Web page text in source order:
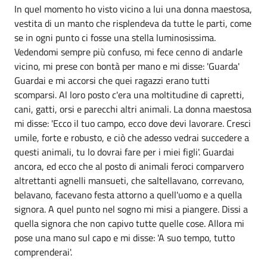
In quel momento ho visto vicino a lui una donna maestosa,
vestita di un manto che risplendeva da tutte le parti, come
se in ogni punto ci fosse una stella luminosissima.
Vedendomi sempre più confuso, mi fece cenno di andarle
vicino, mi prese con bontà per mano e mi disse: 'Guarda'
Guardai e mi accorsi che quei ragazzi erano tutti
scomparsi. Al loro posto c'era una moltitudine di capretti,
cani, gatti, orsi e parecchi altri animali. La donna maestosa
mi disse: 'Ecco il tuo campo, ecco dove devi lavorare. Cresci
umile, forte e robusto, e ciò che adesso vedrai succedere a
questi animali, tu lo dovrai fare per i miei figli'. Guardai
ancora, ed ecco che al posto di animali feroci comparvero
altrettanti agnelli mansueti, che saltellavano, correvano,
belavano, facevano festa attorno a quell'uomo e a quella
signora. A quel punto nel sogno mi misi a piangere. Dissi a
quella signora che non capivo tutte quelle cose. Allora mi
pose una mano sul capo e mi disse: 'A suo tempo, tutto
comprenderai'.